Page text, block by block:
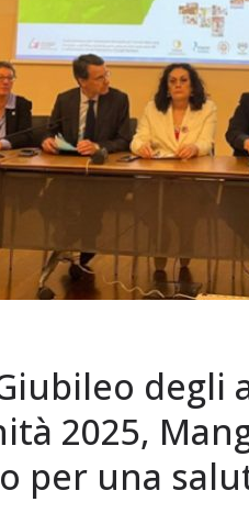
degli
2025,
per una